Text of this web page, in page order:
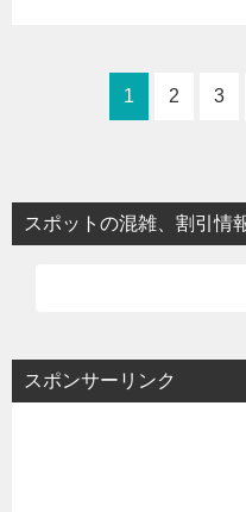
1 2 3
スポットの混雑、割引情
スポンサーリンク